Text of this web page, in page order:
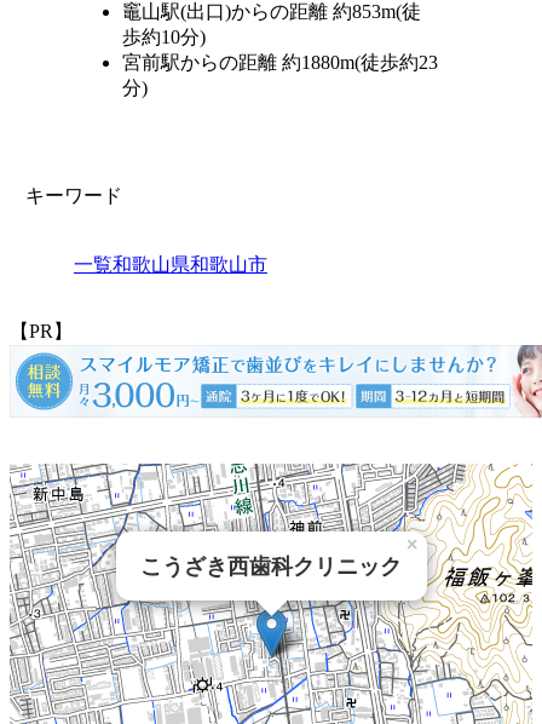
竈山駅(出口)からの距離 約853m(徒
歩約10分)
宮前駅からの距離 約1880m(徒歩約23
分)
キーワード
一覧和歌山県和歌山市
【PR】
こうざき西歯科クリニック
×